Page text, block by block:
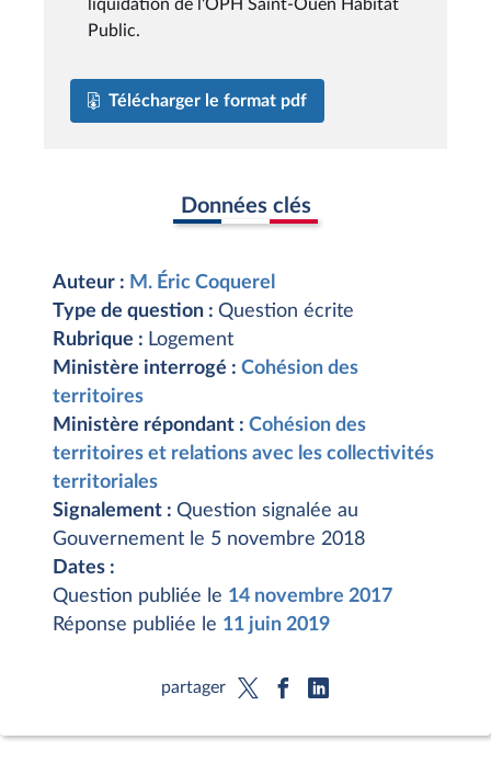
liquidation de l'OPH Saint-Ouen Habitat
Public.
Télécharger le format pdf
Données clés
Auteur : M. Éric Coquerel
Type de question : Question écrite
Rubrique : Logement
Ministère interrogé : Cohésion des
territoires
Ministère répondant : Cohésion des
territoires et relations avec les collectivités
territoriales
Signalement : Question signalée au
Gouvernement le 5 novembre 2018
Dates :
Question publiée le 14 novembre 2017
Réponse publiée le 11 juin 2019
partager